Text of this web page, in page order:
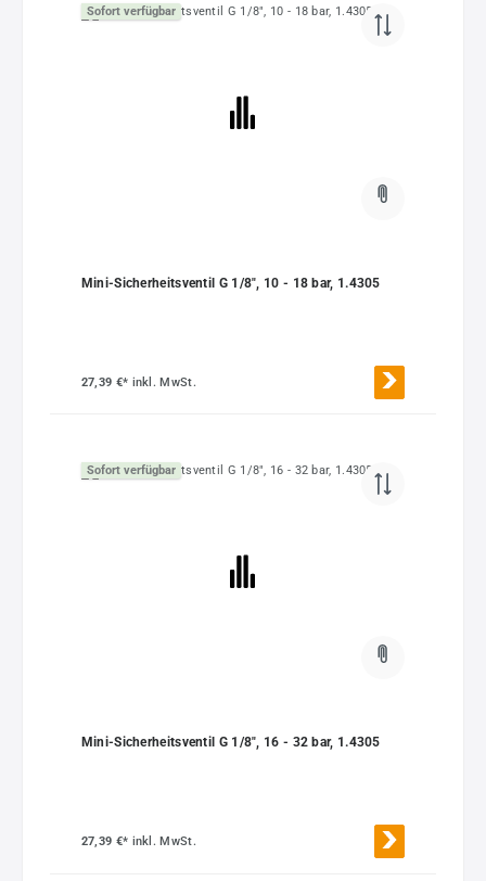
Sofort verfügbar
Mini-Sicherheitsventil G 1/8", 10 - 18 bar, 1.4305
27,39 €* inkl. MwSt.
Sofort verfügbar
Mini-Sicherheitsventil G 1/8", 16 - 32 bar, 1.4305
27,39 €* inkl. MwSt.